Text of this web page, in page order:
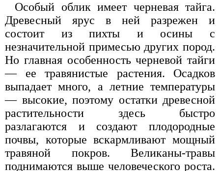
Особый облик имеет черневая тайга.
Древесный ярус в ней разрежен и
состоит из пихты и осины с
незначительной примесью других пород.
Но главная особенность черневой тайги
— ее травянистые растения. Осадков
выпадает много, а летние температуры
— высокие, поэтому остатки древесной
растительности здесь быстро
разлагаются и создают плодородные
почвы, которые вскармливают мощный
травяной покров. Великаны-травы
поднимаются выше человеческого роста.